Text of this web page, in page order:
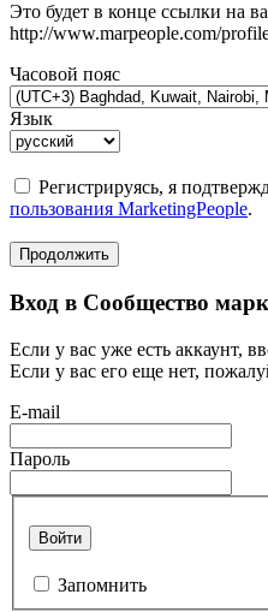
Это будет в конце ссылки на
http://www.marpeople.com/
Часовой пояс
Язык
Регистрируясь, я
пользования MarketingPeople.
Продолжить
Вход в Сообщество
Если у вас уже есть аккаунт,
Если у вас его еще нет,
E-mail
Пароль
Войти
Запомнить